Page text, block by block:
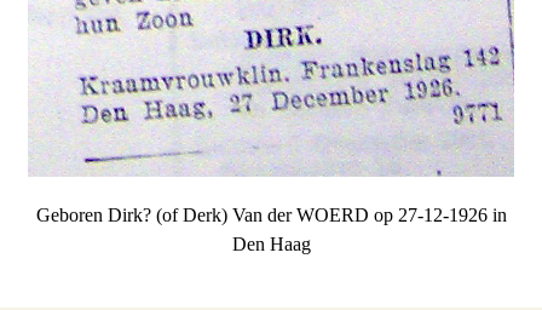
Geboren Dirk? (of Derk) Van der WOERD op 27-12-1926 in
Den Haag